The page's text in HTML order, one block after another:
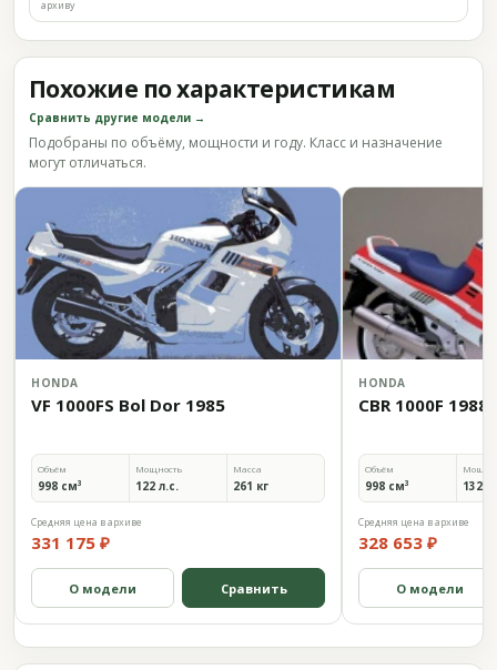
архиву
Похожие по характеристикам
Сравнить другие модели →
Подобраны по объёму, мощности и году. Класс и назначение
могут отличаться.
HONDA
VF 1000FS Bol Dor 1985
Объём
998 см³
Мощность
122 л.с.
Масса
261 кг
Средняя цена в архиве
331 175 ₽
О модели Сравнить
HONDA
CBR 1000F 1988
Объём
998 см³ 132
Средняя цена в архиве
328 653 ₽
О модели